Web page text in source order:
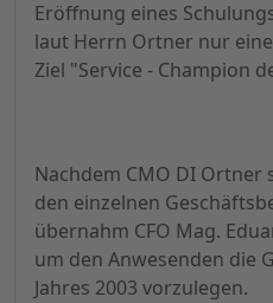
Eröffnung eines
laut Herrn Ortner nur
Ziel "Service - Champion
Nachdem CMO DI Ortner
den einzelnen
übernahm CFO Mag.
um den Anwesenden die
Jahres 2003 vorzulegen.